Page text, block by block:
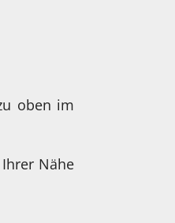
oben im
Nähe